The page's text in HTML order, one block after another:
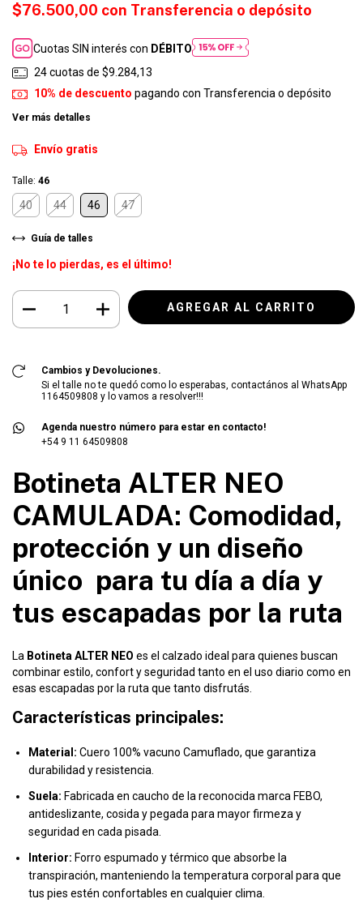
$76.500,00 con Transferencia o depósito
Cuotas SIN interés con DÉBITO
24 cuotas de $9.284,13
10% de descuento pagando con Transferencia o depósito
Ver más detalles
Envío gratis
Talle: 46
40 44 46 47
Guía de talles
¡No te lo pierdas, es el último!
Cambios y Devoluciones.
Si el talle no te quedó como lo esperabas, contactános al WhatsApp
1164509808 y lo vamos a resolver!!!
Agenda nuestro número para estar en contacto!
+54 9 11 64509808
Botineta ALTER NEO
CAMULADA: Comodidad,
protección y un diseño
único para tu día a día y
tus escapadas por la ruta
La Botineta ALTER NEO es el calzado ideal para quienes buscan
combinar estilo, confort y seguridad tanto en el uso diario como en
esas escapadas por la ruta que tanto disfrutás.
Características principales:
Material: Cuero 100% vacuno Camuflado, que garantiza
durabilidad y resistencia.
Suela: Fabricada en caucho de la reconocida marca FEBO,
antideslizante, cosida y pegada para mayor firmeza y
seguridad en cada pisada.
Interior: Forro espumado y térmico que absorbe la
transpiración, manteniendo la temperatura corporal para que
tus pies estén confortables en cualquier clima.